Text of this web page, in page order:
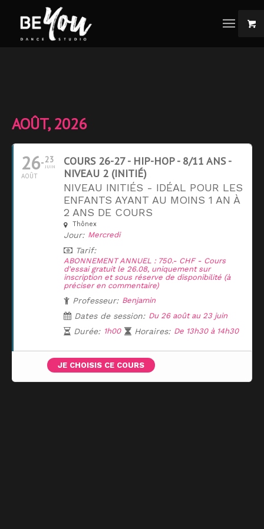
AOÛT, 2026
26
AOÛT
23
JUIN
COURS 26-27 - HIP-HOP - 8/11 ANS -
NIVEAU 2 (INITIÉ)
NIVEAU INITIÉS - IDÉAL POUR LES
ENFANTS AYANT AU MOINS 1 AN À
2 ANS DE COURS
Thônex
Jour: Mercredi
Tarif:
ABONNEMENT ANNUEL : 750.- CHF - Cours
d'essai gratuit le 26.08, uniquement sur
inscription et sous réserve de disponibilité (à
préciser en commentaire)
Professeur: Benjamin
Dates de session: Du 26 août au 23 juin
Durée: 1h00 Horaires: De 13h30 à 14h30
JE CHOISIS CE COURS